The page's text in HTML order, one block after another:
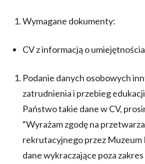
Wymagane dokumenty:
CV z informacją o
Podanie danych osobowych
zatrudnienia i przebieg
Państwo takie dane w CV,
“Wyrażam zgodę na
rekrutacyjnego przez Muzeum
dane wykraczające poza